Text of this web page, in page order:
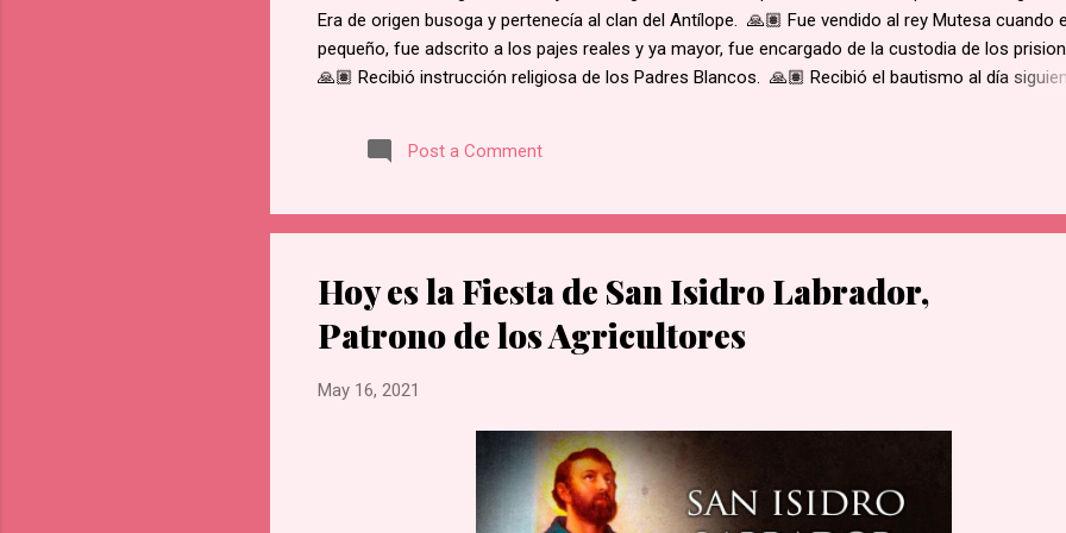
Era de origen busoga y pertenecía al clan del Antílope. 🙏🏽 Fue vendido al rey Mutesa cuando
pequeño, fue adscrito a los pajes reales y ya mayor, fue encargado de la custodia de los
🙏🏽 Recibió instrucción religiosa de los Padres Blancos. 🙏🏽 Recibió el bautismo al día
retractarse de su fe, rehusó. Junto con otros mártires se le condujo en una marcha hacia la
Namugongo, a unos 60 kms de su hogar. 🙏🏽 Según la costumbre, se ejecutaba a un prisionero
en Lubawo, fue alanceado y decapitado y sus restos dejados al borde del camino....
Post a Comment
Hoy es la Fiesta de San Isidro Labrador,
Patrono de los Agricultores
May 16, 2021